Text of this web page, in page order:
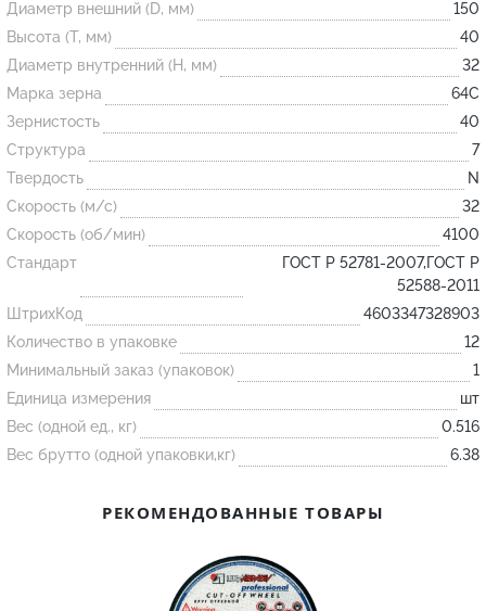
Огнеупорные
изделия
Скачать каталог
Тигель
Муфель
Черпак
Шербер
Трубка
Стержень
Пробка
Подставка
Лодочка
Контакт
Огнеупорная SiC смесь
Диаметр внешний (D, мм)
150
Высота (T, мм)
40
Диаметр внутренний (H, мм)
32
Марка зерна
64С
Зернистость
40
Структура
7
Твердость
N
Скорость (м/с)
32
Скорость (об/мин)
4100
Стандарт
ГОСТ Р 52781-2007,ГОСТ Р
52588-2011
ШтрихКод
4603347328903
Количество в упаковке
12
Минимальный заказ (упаковок)
1
Единица измерения
шт
Вес (одной ед., кг)
0.516
Вес брутто (одной упаковки,кг)
6.38
РЕКОМЕНДОВАННЫЕ ТОВАРЫ